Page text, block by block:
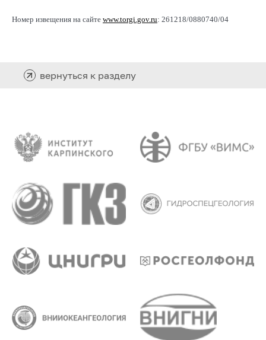
Номер извещения на сайте www.torgi.gov.ru: 261218/0880740/04
вернуться к разделу